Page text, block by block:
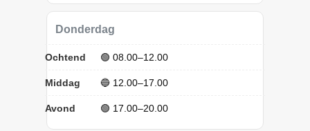
Donderdag
Ochtend 🟢 08.00–12.00
Middag 🔵 12.00–17.00
Avond 🟢 17.00–20.00